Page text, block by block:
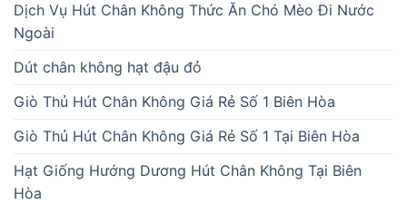
Dịch Vụ Hút Chân Không Thức Ăn Chó Mèo Đi Nước
Ngoài
Dút chân không hạt đậu đỏ
Giò Thủ Hút Chân Không Giá Rẻ Số 1 Biên Hòa
Giò Thủ Hút Chân Không Giá Rẻ Số 1 Tại Biên Hòa
Hạt Giống Hướng Dương Hút Chân Không Tại Biên
Hòa